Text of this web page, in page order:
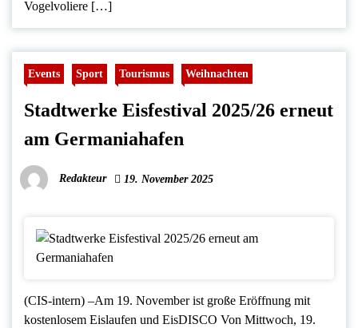
Vogelvoliere […]
Events Sport Tourismus Weihnachten
Stadtwerke Eisfestival 2025/26 erneut
am Germaniahafen
Redakteur 19. November 2025
(CIS-intern) –Am 19. November ist große Eröffnung mit
kostenlosem Eislaufen und EisDISCO Von Mittwoch, 19.